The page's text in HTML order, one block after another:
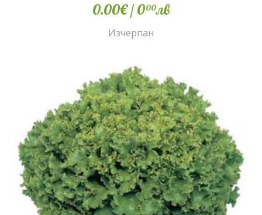
0.00€/ 000лв
Изчерпан